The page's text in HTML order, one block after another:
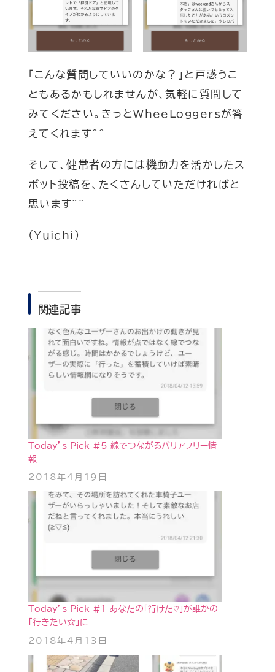
「こんな質問していいのかな？」と戸惑うこ
ともあるかもしれませんが、気軽に質問して
みてください。きっとWheeLoggersが答
えてくれます^^
そして、健常者の方には機動力を活かしたス
ポット投稿を、たくさんしていただければと
思います^^
(Yuichi)
関連記事
Today’s Pick #5 線でつながるバリアフリー情
報
2018年4月19日
Today’s Pick #1 あなたの「行けた♡」が誰かの
「行きたい☆」に
2018年4月13日